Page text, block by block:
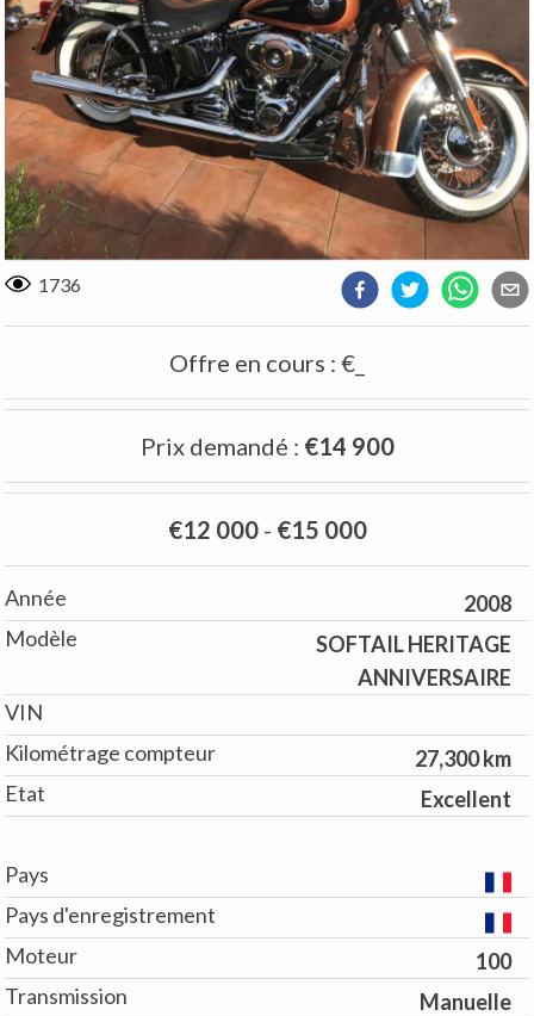
1736
Offre en cours : €_
Prix demandé : €14 900
€12 000- €15 000
Année
2008
Modèle
SOFTAIL HERITAGE
ANNIVERSAIRE
VIN
Kilométrage compteur
27,300 km
Etat
Excellent
Pays
Pays d'enregistrement
Moteur
100
Transmission
Manuelle